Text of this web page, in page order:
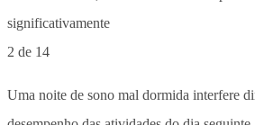
2 de 14
Uma noite de sono mal dormida interfere